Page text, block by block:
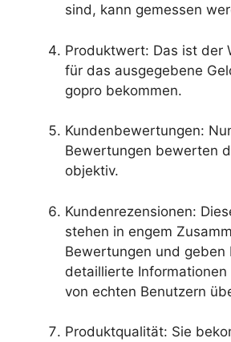
sind, kann gemessen
Produktwert: Das ist der
für das ausgegebene
gopro bekommen.
Kundenbewertungen:
Bewertungen bewerten
objektiv.
Kundenrezensionen:
stehen in engem
Bewertungen und geben
detaillierte Informationen
von echten Benutzern
Produktqualität: Sie